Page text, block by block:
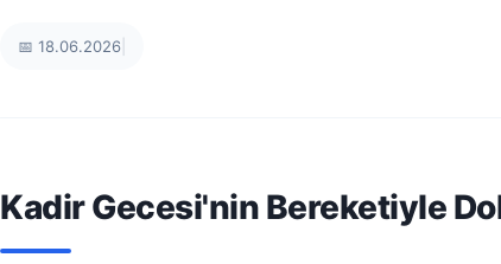
📅 18.06.2026
Kadir Gecesi'nin Bereketiyle